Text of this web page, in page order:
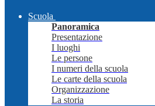
Scuola
Panoramica
Presentazione
I luoghi
Le persone
I numeri della scuola
Le carte della scuola
Organizzazione
La storia